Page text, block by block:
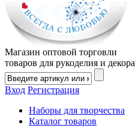
Магазин оптовой торговли
товаров для рукоделия и декора
Вход Регистрация
Наборы для творчества
Каталог товаров